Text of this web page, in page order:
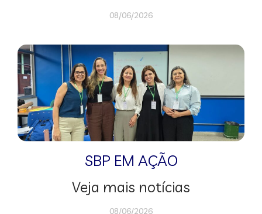
08/06/2026
SBP EM AÇÃO
Veja mais notícias
08/06/2026